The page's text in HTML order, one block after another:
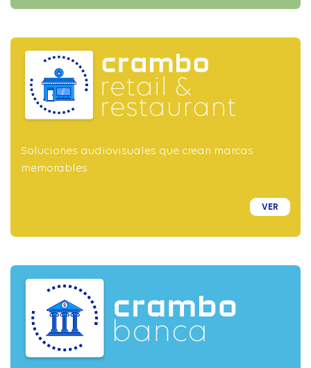
Soluciones audiovisuales que crean marcas
memorables
VER